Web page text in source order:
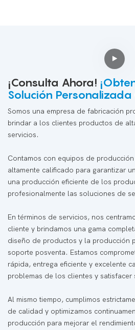
¡Consulta Ahora!
Solución
Somos una empresa de fabricación
brindar a los clientes productos de
servicios.
Contamos con equipos de
altamente calificado para garantizar
una producción eficiente de los
profesionalmente las soluciones de
En términos de servicios, nos
cliente y brindamos una gama
diseño de productos y la producción
soporte posventa. Estamos
rápida, entrega eficiente y excelente
problemas de los clientes y satisfacer
Al mismo tiempo, cumplimos
de calidad y optimizamos
producción para mejorar el